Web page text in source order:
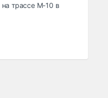
трассе М-10 в